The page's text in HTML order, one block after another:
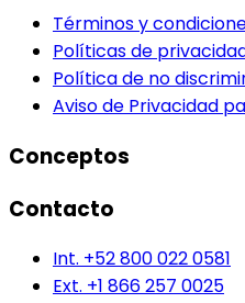
Términos y
Políticas de
Política de no
Aviso de Privacidad
Conceptos
Contacto
Int. +52 800 022 0581
Ext. +1 866 257 0025